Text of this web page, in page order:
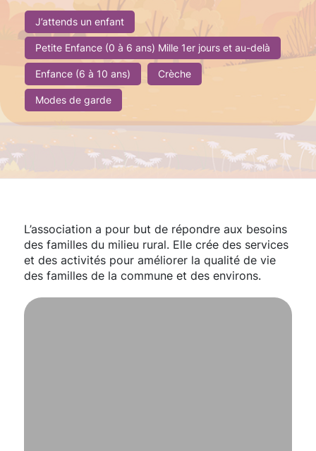
J’attends un enfant
Petite Enfance (0 à 6 ans) Mille 1er jours et au-delà
Enfance (6 à 10 ans) Crèche
Modes de garde
L’association a pour but de répondre aux besoins
des familles du milieu rural. Elle crée des services
et des activités pour améliorer la qualité de vie
des familles de la commune et des environs.